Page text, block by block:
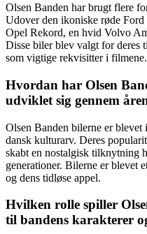
Olsen Banden har brugt flere
Udover den ikoniske røde Ford
Opel Rekord, en hvid Volvo
Disse biler blev valgt for deres
som vigtige rekvisitter i filmene.
Hvordan har Olsen
udviklet sig gennem
Olsen Banden bilerne er
dansk kulturarv. Deres
skabt en nostalgisk tilknytning
generationer. Bilerne er blevet
og dens tidløse appel.
Hvilken rolle spiller
til bandens karakterer